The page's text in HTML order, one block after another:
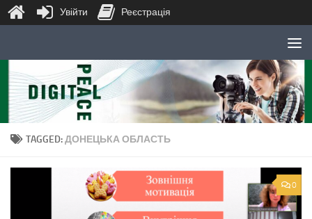
Skip to content
TAGGED:ДОНЕЦЬКА ОБЛАСТЬ
0
Увійти Реєстрація